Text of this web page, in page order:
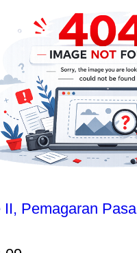
II, Pemagaran